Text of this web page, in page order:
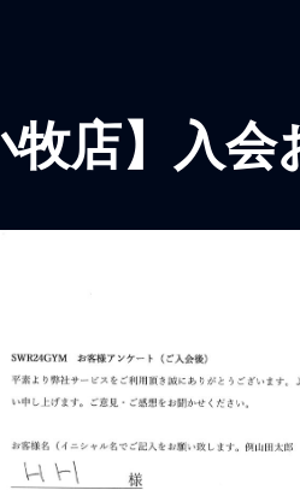
牧店】入会